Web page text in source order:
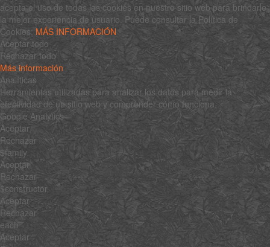
acepta el uso de todas las cookies en nuestro sitio web para brindarle
la mejor experiencia de usuario. Puede consultar la Política de
Cookies: MÁS INFORMACIÓN
Aceptar todo
Rechazar todo
Más información
Analíticas
Herramientas utilizadas para analizar los datos para medir la
efectividad de un sitio web y comprender cómo funciona.
Google Analytics
Aceptar
Rechazar
$family
Aceptar
Rechazar
$constructor
Aceptar
Rechazar
each
Aceptar